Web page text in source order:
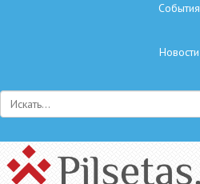
Cобытия
Hовости